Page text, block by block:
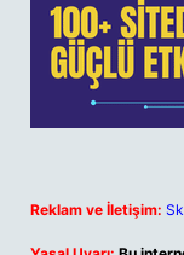
Reklam ve İletişim: